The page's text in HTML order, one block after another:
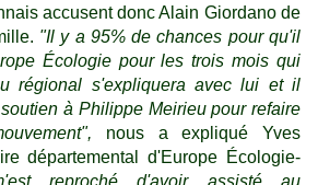
accusent donc Alain Giordano de
"Il y a 95% de chances pour qu'il
Écologie pour les trois mois qui
régional s'expliquera avec lui et il
à Philippe Meirieu pour refaire
nous a expliqué Yves
départemental d'Europe Écologie-